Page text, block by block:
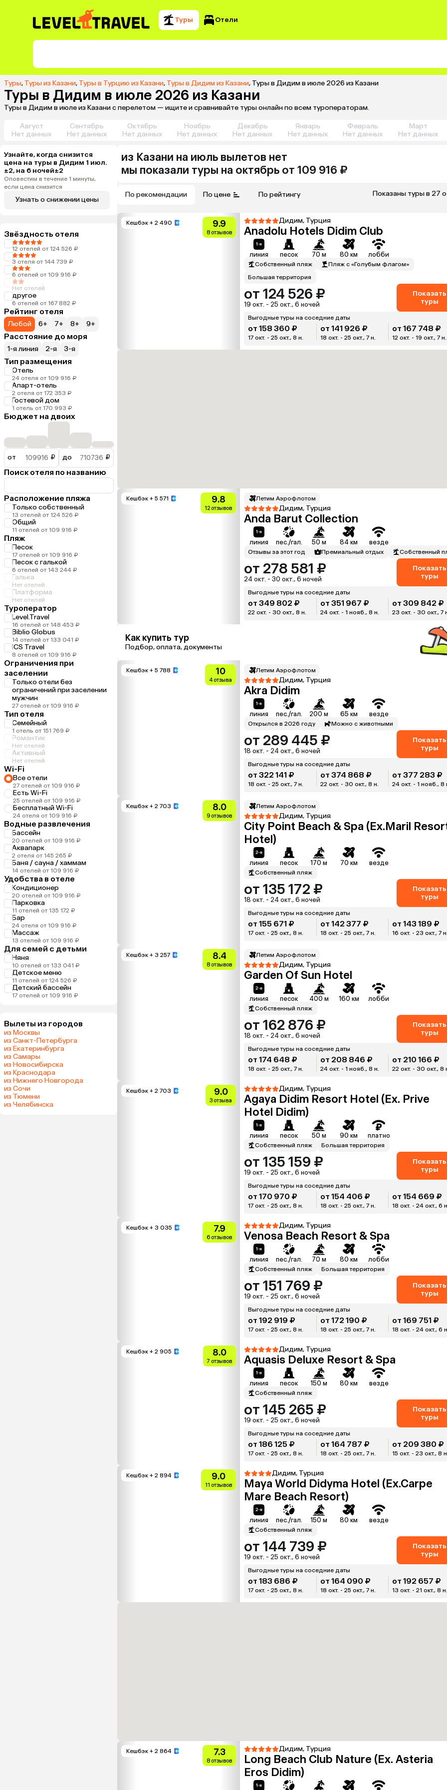
Туры Отели
Туры, Туры из Казани, Туры в Турцию из Казани, Туры в Дидим из Казани, Туры в Дидим в июле 2026 из Казани
Туры в Дидим в июле 2026 из Казани
Туры в Дидим в июле из Казани с перелетом — ищите и сравнивайте туры онлайн по всем туроператорам.
Август
Нет данных
Сентябрь
Нет данных
Октябрь
Нет данных
Ноябрь
Нет данных
Декабрь
Нет данных
Январь
Нет данных
Февраль
Нет данных
Март
Нет данных
Узнайте, когда снизится
цена на туры в Дидим 1 июл.
±2, на 6 ночей±2
Оповестим в течение 1 минуты,
если цена снизится
Узнать о снижении цены
Звёздность отеля
12 отелей от 124 526 ₽
3 отеля от 144 739 ₽
6 отелей от 109 916 ₽
Нет отелей
другое
6 отелей от 167 882 ₽
Рейтинг отеля
Любой 6+ 7+ 8+ 9+
Расстояние до моря
1-я линия 2-я 3-я
Тип размещения
Отель
24 отеля от 109 916 ₽
Апарт-отель
2 отеля от 172 353 ₽
Гостевой дом
1 отель от 170 993 ₽
Бюджет на двоих
от ₽ до ₽
Поиск отеля по названию
Расположение пляжа
Только собственный
13 отелей от 124 526 ₽
Общий
11 отелей от 109 916 ₽
Пляж
Песок
17 отелей от 109 916 ₽
Песок с галькой
6 отелей от 143 244 ₽
Галька
Нет отелей
Платформа
Нет отелей
Туроператор
Level.Travel
16 отелей от 148 453 ₽
Biblio Globus
14 отелей от 133 041 ₽
ICS Travel
8 отелей от 109 916 ₽
Ограничения при
заселении
Только отели без
ограничений при заселении
мужчин
27 отелей от 109 916 ₽
Тип отеля
Семейный
1 отель от 151 769 ₽
Романтик
Нет отелей
Активный
Нет отелей
Wi-Fi
Все отели
27 отелей от 109 916 ₽
Есть Wi-Fi
25 отелей от 109 916 ₽
Бесплатный Wi-Fi
24 отеля от 109 916 ₽
Водные развлечения
Бассейн
20 отелей от 109 916 ₽
Аквапарк
2 отеля от 145 265 ₽
Баня / сауна / хаммам
14 отелей от 109 916 ₽
Удобства в отеле
Кондиционер
20 отелей от 109 916 ₽
Парковка
11 отелей от 135 172 ₽
Бар
24 отеля от 109 916 ₽
Массаж
13 отелей от 109 916 ₽
Для семей с детьми
Няня
10 отелей от 133 041 ₽
Детское меню
11 отелей от 124 526 ₽
Детский бассейн
17 отелей от 109 916 ₽
Вылеты из городов
из Москвы
из Санкт-Петербурга
из Екатеринбурга
из Самары
из Новосибирска
из Краснодара
из Нижнего Новгорода
из Сочи
из Тюмени
из Челябинска
из Казани на июль вылетов нет
мы показали туры на октябрь от 109 916 ₽
По рекомендации По цене По рейтингу Показаны туры в 27
Кешбэк + 2 490 9.9
8 отзывов
Дидим, Турция
Anadolu Hotels Didim Club
линия песок 70 м 80 км лобби
Собственный пляж
Пляж с «Голубым флагом»
Большая территория
от 124 526 ₽
19 окт. - 25 окт., 6 ночей
Показать
туры
Выгодные туры на соседние даты
от 158 360 ₽
17 окт. - 25 окт., 8 н.
от 141 926 ₽
18 окт. - 25 окт., 7 н.
от 167 748 ₽
12 окт. - 19 окт., 7 н.
Кешбэк + 5 571 9.8
12 отзывов
Летим Аэрофлотом
Дидим, Турция
Anda Barut Collection
линия пес./гал. 50 м 84 км везде
Отзывы за этот год Премиальный отдых Собственный
от 278 581 ₽
24 окт. - 30 окт., 6 ночей
Показать
туры
Выгодные туры на соседние даты
от 349 802 ₽
22 окт. - 30 окт., 8 н.
от 351 967 ₽
24 окт. - 1 нояб., 8 н.
от 309 842 ₽
23 окт. - 30 окт., 7
Как купить тур
Подбор, оплата, документы
Кешбэк + 5 788 10
4 отзыва
Летим Аэрофлотом
Дидим, Турция
Akra Didim
линия пес./гал. 200 м 65 км везде
Открылся в 2026 году Можно с животными
от 289 445 ₽
18 окт. - 24 окт., 6 ночей
Показать
туры
Выгодные туры на соседние даты
от 322 141 ₽
18 окт. - 25 окт., 7 н.
от 374 868 ₽
22 окт. - 30 окт., 8 н.
от 377 283 ₽
24 окт. - 1 нояб., 8
Кешбэк + 2 703 8.0
9 отзывов
Летим Аэрофлотом
Дидим, Турция
City Point Beach & Spa (Ex.Maril
Hotel)
линия песок 170 м 70 км везде
Собственный пляж
от 135 172 ₽
18 окт. - 24 окт., 6 ночей
Показать
туры
Выгодные туры на соседние даты
от 155 671 ₽
17 окт. - 25 окт., 8 н.
от 142 377 ₽
18 окт. - 25 окт., 7 н.
от 143 189 ₽
16 окт. - 23 окт., 7
Кешбэк + 3 257 8.4
8 отзывов
Летим Аэрофлотом
Дидим, Турция
Garden Of Sun Hotel
линия песок 400 м 160 км лобби
Собственный пляж
от 162 876 ₽
18 окт. - 24 окт., 6 ночей
Показать
туры
Выгодные туры на соседние даты
от 174 648 ₽
18 окт. - 25 окт., 7 н.
от 208 846 ₽
24 окт. - 1 нояб., 8 н.
от 210 166 ₽
22 окт. - 30 окт., 8
Кешбэк + 2 703 9.0
3 отзыва
Дидим, Турция
Agaya Didim Resort Hotel (Ex. Prive
Hotel Didim)
линия песок 50 м 90 км платно
Собственный пляж Большая территория
от 135 159 ₽
19 окт. - 25 окт., 6 ночей
Показать
туры
Выгодные туры на соседние даты
от 170 970 ₽
17 окт. - 25 окт., 8 н.
от 154 406 ₽
18 окт. - 25 окт., 7 н.
от 154 669 ₽
18 окт. - 24 окт., 6
Кешбэк + 3 035 7.9
6 отзывов
Дидим, Турция
Venosa Beach Resort & Spa
линия пес./гал. 70 м 80 км лобби
Собственный пляж Большая территория
от 151 769 ₽
19 окт. - 25 окт., 6 ночей
Показать
туры
Выгодные туры на соседние даты
от 192 919 ₽
17 окт. - 25 окт., 8 н.
от 172 190 ₽
18 окт. - 25 окт., 7 н.
от 169 751 ₽
18 окт. - 24 окт., 6
Кешбэк + 2 905 8.0
7 отзывов
Дидим, Турция
Aquasis Deluxe Resort & Spa
линия песок 150 м 80 км везде
Собственный пляж
от 145 265 ₽
19 окт. - 25 окт., 6 ночей
Показать
туры
Выгодные туры на соседние даты
от 186 125 ₽
17 окт. - 25 окт., 8 н.
от 164 787 ₽
18 окт. - 25 окт., 7 н.
от 209 380 ₽
15 окт. - 23 окт., 8
Кешбэк + 2 894 9.0
11 отзывов
Дидим, Турция
Maya World Didyma Hotel (Ex.Carpe
Mare Beach Resort)
линия пес./гал. 150 м 80 км везде
Собственный пляж
от 144 739 ₽
19 окт. - 25 окт., 6 ночей
Показать
туры
Выгодные туры на соседние даты
от 183 686 ₽
17 окт. - 25 окт., 8 н.
от 164 090 ₽
18 окт. - 25 окт., 7 н.
от 192 657 ₽
13 окт. - 21 окт., 8
Кешбэк + 2 864 7.3
8 отзывов
Дидим, Турция
Long Beach Club Nature (Ex. Asteria
Eros Didim)